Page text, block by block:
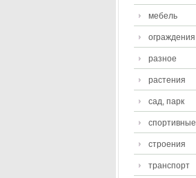
мебель
ограждения
разное
растения
сад, парк
спортивные
строения
транспорт